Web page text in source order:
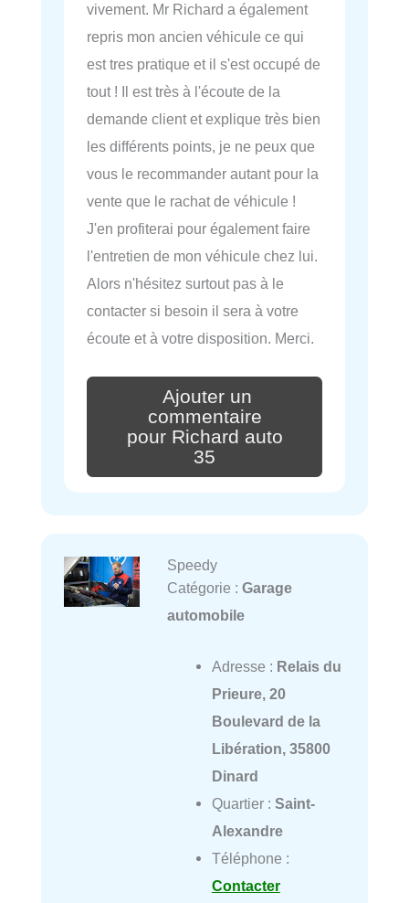
vivement. Mr Richard a également
repris mon ancien véhicule ce qui
est tres pratique et il s'est occupé de
tout ! Il est très à l'écoute de la
demande client et explique très bien
les différents points, je ne peux que
vous le recommander autant pour la
vente que le rachat de véhicule !
J'en profiterai pour également faire
l'entretien de mon véhicule chez lui.
Alors n'hésitez surtout pas à le
contacter si besoin il sera à votre
écoute et à votre disposition. Merci.
Ajouter un
commentaire
pour Richard auto
35
Speedy
Catégorie : Garage
automobile
Adresse : Relais du
Prieure, 20
Boulevard de la
Libération, 35800
Dinard
Quartier : Saint-
Alexandre
Téléphone :
Contacter